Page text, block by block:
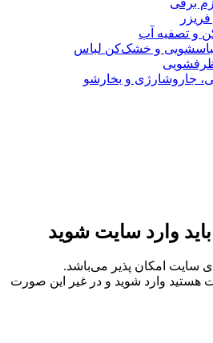
برقی
و تصفیه آب
و خشک‌کن لباس
جاروشارژی و بخارشو
وارد سایت شوید
سایت امکان پذیر می‌باشد.
هستید وارد شوید و در غیر این صورت